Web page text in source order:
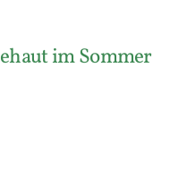
im Sommer